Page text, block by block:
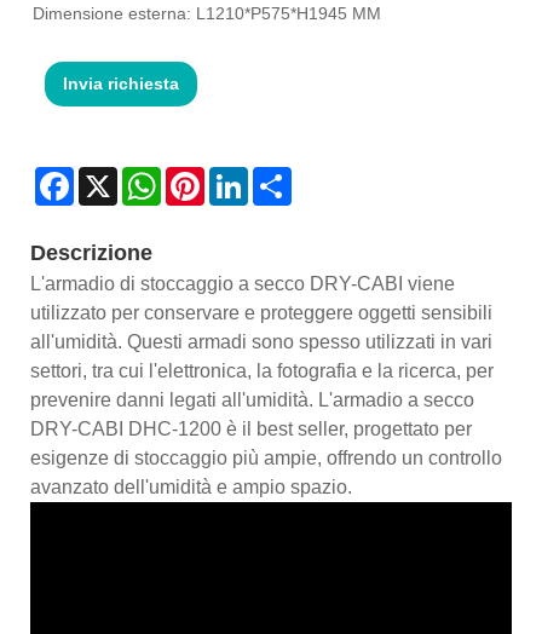
Dimensione esterna: L1210*P575*H1945 MM
Invia richiesta
Facebook
X WhatsAppPinterestLinkedIn
Descrizione
L'armadio di stoccaggio a secco DRY-CABI viene
utilizzato per conservare e proteggere oggetti sensibili
all'umidità. Questi armadi sono spesso utilizzati in vari
settori, tra cui l'elettronica, la fotografia e la ricerca, per
prevenire danni legati all'umidità. L'armadio a secco
DRY-CABI DHC-1200 è il best seller, progettato per
esigenze di stoccaggio più ampie, offrendo un controllo
avanzato dell'umidità e ampio spazio.